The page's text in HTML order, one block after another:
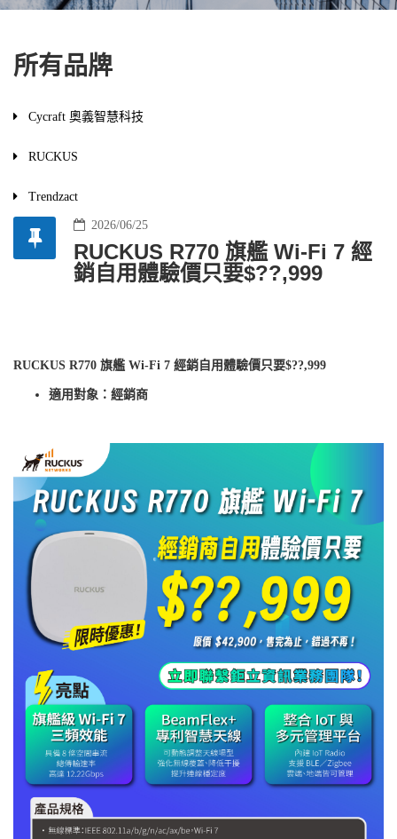
所有品牌
Cycraft 奧義智慧科技
RUCKUS
Trendzact
2026/06/25
RUCKUS R770 旗艦 Wi-Fi 7 經
銷自用體驗價只要$??,999
RUCKUS R770 旗艦 Wi-Fi 7 經銷自用體驗價只要$??,999
適用對象：經銷商